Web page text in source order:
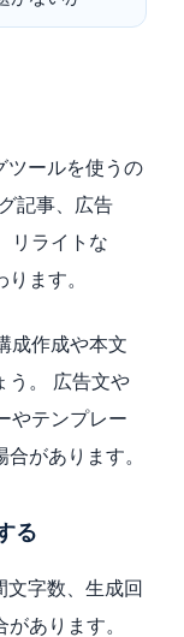
ツールを使うの
記事、広告
リライトな
ます。
成作成や本文
う。 広告文や
やテンプレー
があります。
る
字数、生成回
あります。